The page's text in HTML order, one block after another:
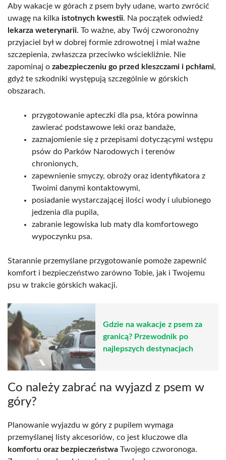
Aby wakacje w górach z psem były udane, warto zwrócić
uwagę na kilka istotnych kwestii. Na początek odwiedź
lekarza weterynarii. To ważne, aby Twój czworonożny
przyjaciel był w dobrej formie zdrowotnej i miał ważne
szczepienia, zwłaszcza przeciwko wściekliźnie. Nie
zapominaj o zabezpieczeniu go przed kleszczami i pchłami,
gdyż te szkodniki występują szczególnie w górskich
obszarach.
przygotowanie apteczki dla psa, która powinna
zawierać podstawowe leki oraz bandaże,
zaznajomienie się z przepisami dotyczącymi wstępu
psów do Parków Narodowych i terenów
chronionych,
zapewnienie smyczy, obroży oraz identyfikatora z
Twoimi danymi kontaktowymi,
posiadanie wystarczającej ilości wody i ulubionego
jedzenia dla pupila,
zabranie legowiska lub maty dla komfortowego
wypoczynku psa.
Starannie przemyślane przygotowanie pomoże zapewnić
komfort i bezpieczeństwo zarówno Tobie, jak i Twojemu
psu w trakcie górskich wakacji.
Gdzie na wakacje z psem za
granicą? Przewodnik po
najlepszych destynacjach
Co należy zabrać na wyjazd z psem w
góry?
Planowanie wyjazdu w góry z pupilem wymaga
przemyślanej listy akcesoriów, co jest kluczowe dla
komfortu oraz bezpieczeństwa Twojego czworonoga.